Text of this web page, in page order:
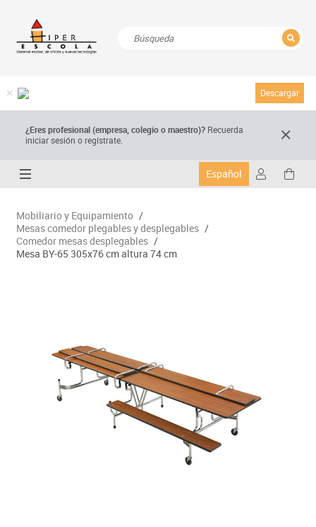
Descargar
¿Eres profesional (empresa, colegio o maestro)? Recuerda
iniciar sesión o regístrate.
Español
Mobiliario y Equipamiento /
Mesas comedor plegables y desplegables /
Comedor mesas desplegables /
Mesa BY-65 305x76 cm altura 74 cm